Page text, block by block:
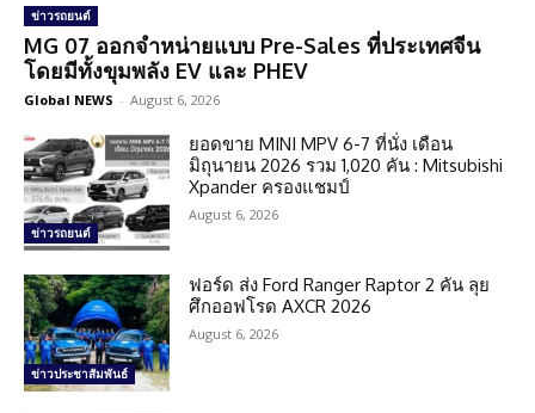
ข่าวรถยนต์
MG 07 ออกจำหน่ายแบบ Pre-Sales ที่ประเทศจีน
โดยมีทั้งขุมพลัง EV และ PHEV
Global NEWS - August 6, 2026
ข่าวรถยนต์
ยอดขาย MINI MPV 6-7 ที่นั่ง เดือน
มิถุนายน 2026 รวม 1,020 คัน : Mitsubishi
Xpander ครองแชมป์
August 6, 2026
ข่าวประชาสัมพันธ์
ฟอร์ด ส่ง Ford Ranger Raptor 2 คัน ลุย
ศึกออฟโรด AXCR 2026
August 6, 2026